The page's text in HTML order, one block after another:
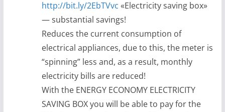
http://bit.ly/2EbTVvc «Electricity saving box»
— substantial savings!
Reduces the current consumption of
electrical appliances, due to this, the meter is
“spinning” less and, as a result, monthly
electricity bills are reduced!
With the ENERGY ECONOMY ELECTRICITY
SAVING BOX you will be able to pay for the